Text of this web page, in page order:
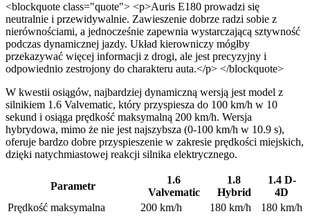
<blockquote class="quote"> <p>Auris E180 prowadzi się
neutralnie i przewidywalnie. Zawieszenie dobrze radzi sobie z
nierównościami, a jednocześnie zapewnia wystarczającą sztywność
podczas dynamicznej jazdy. Układ kierowniczy mógłby
przekazywać więcej informacji z drogi, ale jest precyzyjny i
odpowiednio zestrojony do charakteru auta.</p> </blockquote>
W kwestii osiągów, najbardziej dynamiczną wersją jest model z
silnikiem 1.6 Valvematic, który przyspiesza do 100 km/h w 10
sekund i osiąga prędkość maksymalną 200 km/h. Wersja
hybrydowa, mimo że nie jest najszybsza (0-100 km/h w 10.9 s),
oferuje bardzo dobre przyspieszenie w zakresie prędkości miejskich,
dzięki natychmiastowej reakcji silnika elektrycznego.
Parametr
1.6
Valvematic
1.8
Hybrid
1.4 D-
4D
Prędkość maksymalna
200 km/h 180 km/h
180 km/h